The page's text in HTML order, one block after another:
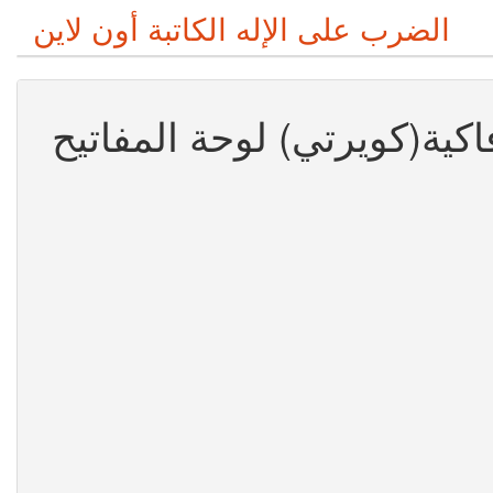
الضرب على الإله الكاتبة أون لاين
لوحة المفاتيح